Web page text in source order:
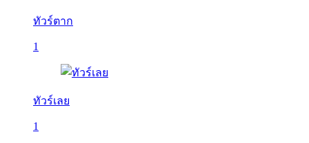
ทัวร์ตาก
1
ทัวร์เลย
1